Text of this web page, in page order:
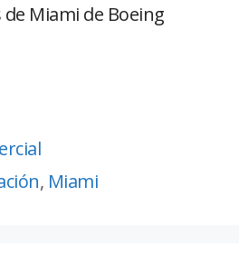
Miami de Boeing
, Miami